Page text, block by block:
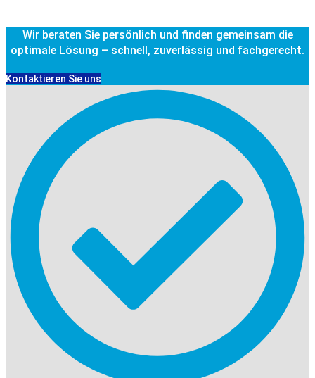
Wir beraten Sie persönlich und finden gemeinsam die
optimale Lösung – schnell, zuverlässig und fachgerecht.
Kontaktieren Sie uns